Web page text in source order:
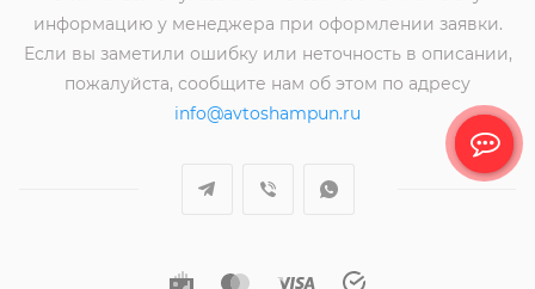
информацию у менеджера при оформлении заявки.
Если вы заметили ошибку или неточность в описании,
пожалуйста, сообщите нам об этом по адресу
info@avtoshampun.ru